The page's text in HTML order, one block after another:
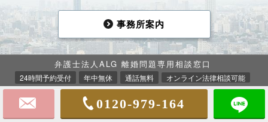
事務所案内
弁護士法人ALG 離婚問題専用相談窓口
24時間予約受付 年中無休 通話無料 オンライン法律相談可能
0120-979-164